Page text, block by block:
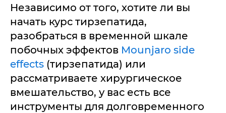
Независимо от того, хотите ли вы
начать курс тирзепатида,
разобраться в временной шкале
побочных эффектов Mounjaro side
effects (тирзепатида) или
рассматриваете хирургическое
вмешательство, у вас есть все
инструменты для долговременного